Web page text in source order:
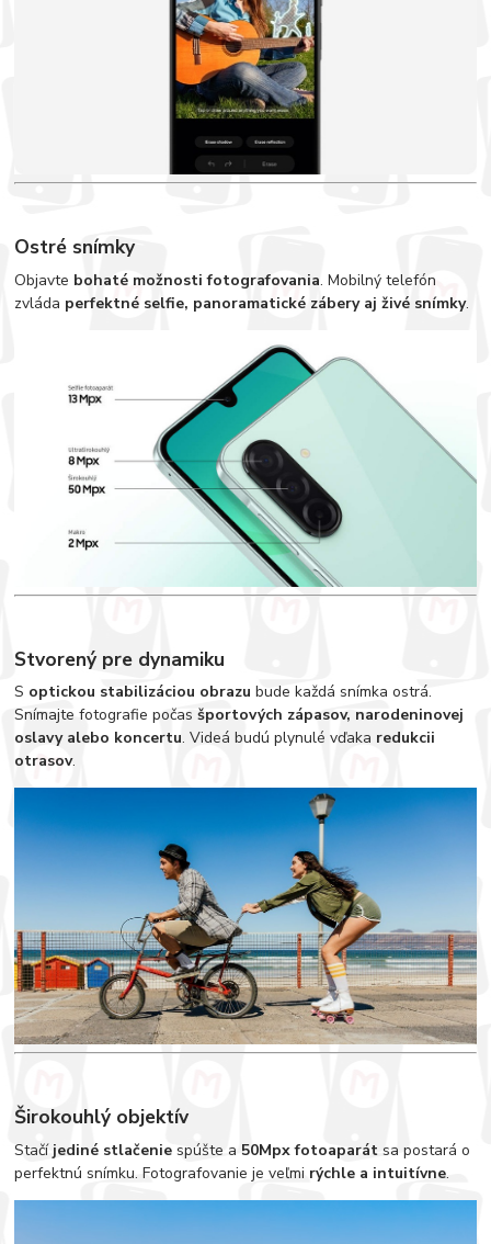
Ostré snímky
Objavte bohaté možnosti fotografovania. Mobilný telefón
zvláda perfektné selfie, panoramatické zábery aj živé snímky.
Stvorený pre dynamiku
S optickou stabilizáciou obrazu bude každá snímka ostrá.
Snímajte fotografie počasšportových zápasov, narodeninovej
oslavy alebo koncertu. Videá budú plynulé vďaka redukcii
otrasov.
Širokouhlý objektív
Stačí jediné stlačenie spúšte a 50Mpx fotoaparát sa postará o
perfektnú snímku. Fotografovanie je veľmi rýchle a intuitívne.